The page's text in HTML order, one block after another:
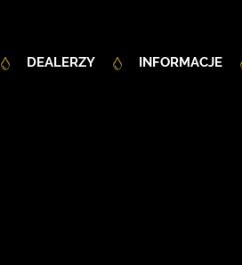
DEALERZY INFORMACJE